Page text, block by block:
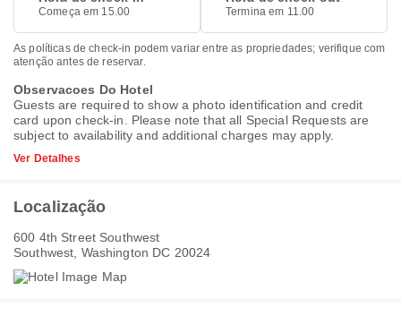
Começa em 15.00 Termina em 11.00
As políticas de check-in podem variar entre as propriedades; verifique com
atenção antes de reservar.
Observacoes Do Hotel
Guests are required to show a photo identification and credit
card upon check-in. Please note that all Special Requests are
subject to availability and additional charges may apply.
Ver Detalhes
Localização
600 4th Street Southwest
Southwest, Washington DC 20024